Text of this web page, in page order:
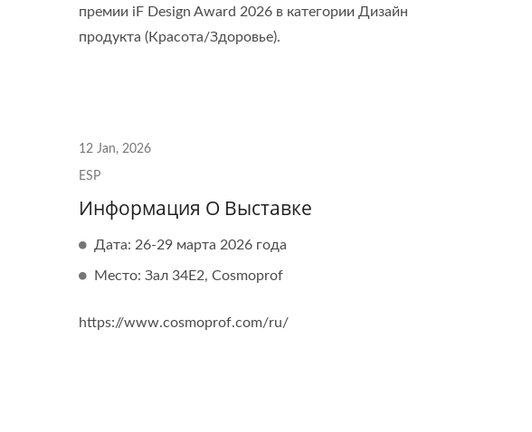
премии iF Design Award 2026 в категории Дизайн
продукта (Красота/Здоровье).
12 Jan, 2026
ESP
Информация О Выставке
Дата: 26-29 марта 2026 года
Место: Зал 34E2, Cosmoprof
https://www.cosmoprof.com/ru/